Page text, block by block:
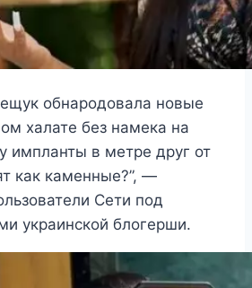
обнародовала новые
халате без намека на
импланты в метре друг от
как каменные?”, —
Сети под
украинской блогерши.